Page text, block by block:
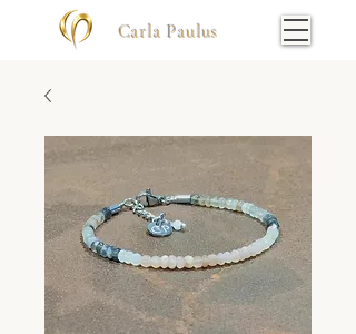
Carla Paulus